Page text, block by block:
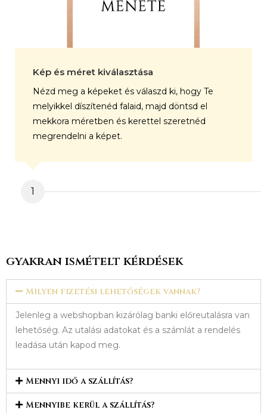
Kép és méret kiválasztása
Nézd meg a képeket és válaszd ki, hogy Te
melyikkel díszítenéd falaid, majd döntsd el
mekkora méretben és kerettel szeretnéd
megrendelni a képet.
1
gyakran ismételt kérdések
Milyen fizetési lehetőségek vannak?
Jelenleg a webshopban kizárólag banki előreutalásra van
lehetőség. Az utalási adatokat és a számlát a rendelés
leadása után kapod meg.
Mennyi idő a szállítás?
Mennyibe kerül a szállítás?